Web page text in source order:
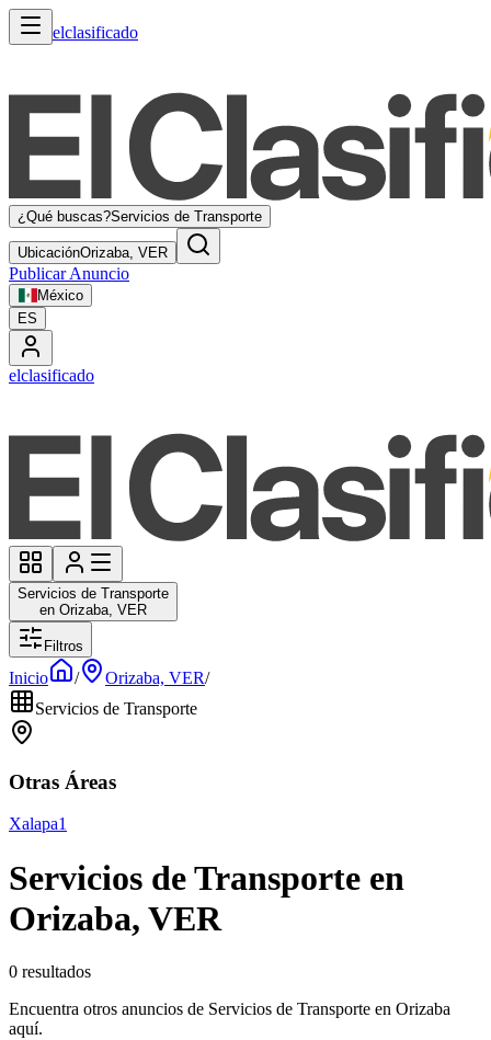
elclasificado
¿Qué buscas?Servicios de Transporte
UbicaciónOrizaba, VER
Publicar Anuncio
México
ES
elclasificado
Servicios de Transporte
en Orizaba, VER
Filtros
Inicio / Orizaba, VER/
Servicios de Transporte
Otras Áreas
Xalapa1
Servicios de Transporte en
Orizaba, VER
0 resultados
Encuentra otros anuncios de Servicios de Transporte en Orizaba
aquí.